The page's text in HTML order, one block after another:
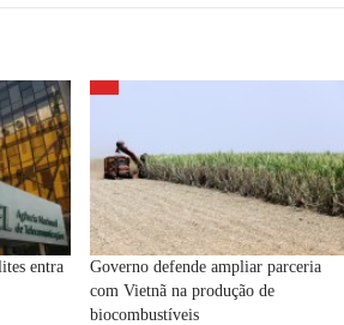
entra
Governo defende ampliar parceria
com Vietnã na produção de
biocombustíveis